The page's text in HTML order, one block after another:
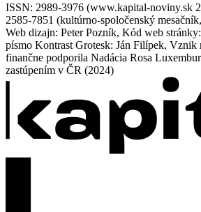
ISSN: 2989-3976 (www.kapital-noviny.sk
2585-7851 (kultúrno-spoločenský
Web dizajn: Peter Pozník, Kód web
písmo Kontrast Grotesk: Ján Filípek, Vznik
finančne podporila Nadácia Rosa
zastúpením v ČR (2024)